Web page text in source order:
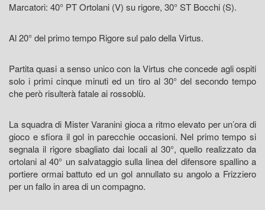
Marcatori: 40° PT Ortolani (V) su rigore, 30° ST Bocchi (S).
Al 20° del primo tempo Rigore sul palo della Virtus.
Partita quasi a senso unico con la Virtus che concede agli ospiti
solo i primi cinque minuti ed un tiro al 30° del secondo tempo
che però risulterà fatale ai rossoblù.
La squadra di Mister Varanini gioca a ritmo elevato per un’ora di
gioco e sfiora il gol in parecchie occasioni. Nel primo tempo si
segnala il rigore sbagliato dai locali al 30°, quello realizzato da
ortolani al 40° un salvataggio sulla linea del difensore spallino a
portiere ormai battuto ed un gol annullato su angolo a Frizziero
per un fallo in area di un compagno.